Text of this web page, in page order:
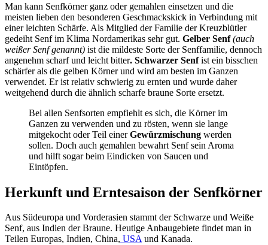
Man kann Senfkörner ganz oder gemahlen einsetzen und die
meisten lieben den besonderen Geschmackskick in Verbindung mit
einer leichten Schärfe. Als Mitglied der Familie der Kreuzblütler
gedeiht Senf im Klima Nordamerikas sehr gut. Gelber Senf (auch
weißer Senf genannt) ist die mildeste Sorte der Senffamilie, dennoch
angenehm scharf und leicht bitter. Schwarzer Senfist ein bisschen
schärfer als die gelben Körner und wird am besten im Ganzen
verwendet. Er ist relativ schwierig zu ernten und wurde daher
weitgehend durch die ähnlich scharfe braune Sorte ersetzt.
Bei allen Senfsorten empfiehlt es sich, die Körner im
Ganzen zu verwenden und zu rösten, wenn sie lange
mitgekocht oder Teil einerGewürzmischung werden
sollen. Doch auch gemahlen bewahrt Senf sein Aroma
und hilft sogar beim Eindicken von Saucen und
Eintöpfen.
Herkunft und Erntesaison der Senfkörner
Aus Südeuropa und Vorderasien stammt der Schwarze und Weiße
Senf, aus Indien der Braune. Heutige Anbaugebiete findet man in
Teilen Europas, Indien, China, USAund Kanada.